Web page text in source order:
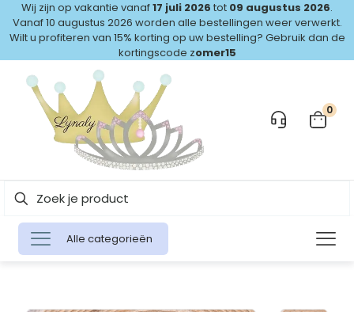
Wij zijn op vakantie vanaf17 juli 2026 tot 09 augustus 2026.
Vanaf 10 augustus 2026 worden alle bestellingen weer verwerkt.
Wilt u profiteren van 15% korting op uw bestelling? Gebruik dan de
kortingscode zomer15
0
Alle categorieën